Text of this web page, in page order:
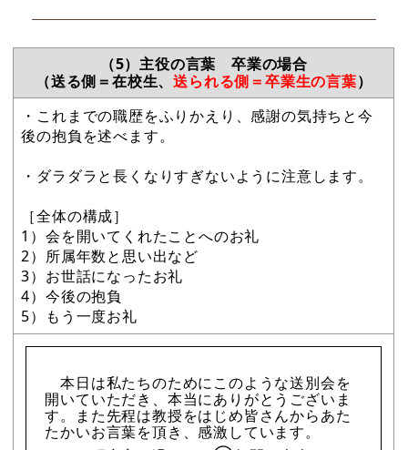
（5）主役の言葉 卒業の場合
（送る側＝在校生、送られる側＝卒業生の言葉）
・これまでの職歴をふりかえり、感謝の気持ちと今
後の抱負を述べます。
・ダラダラと長くなりすぎないように注意します。
［全体の構成］
1）会を開いてくれたことへのお礼
2）所属年数と思い出など
3）お世話になったお礼
4）今後の抱負
5）もう一度お礼
本日は私たちのためにこのような送別会を
開いていただき、本当にありがとうございま
す。また先程は教授をはじめ皆さんからあた
たかいお言葉を頂き、感激しています。